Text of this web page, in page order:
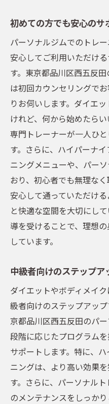
初めての方でも安心のサ
パーソナルジムでのトレ
安心してご利用いただけ
す。東京都品川区西五反
は初回カウンセリングで
りお伺いします。ダイエ
けれど、何から始めたら
専門トレーナーが一人ひ
す。さらに、ハイパーナ
ニングメニューや、パー
おり、初心者でも無理なく
安心して通っていただけ
と快適な空間を大切にし
導を受けることで、理想
しています。
中級者向けのステップア
ダイエットやボディメイ
級者向けのステップアッ
京都品川区西五反田のパ
段階に応じたプログラム
サポートします。特に、
ニングは、より高い効果
す。さらに、パーソナル
のメンテナンスをしっか